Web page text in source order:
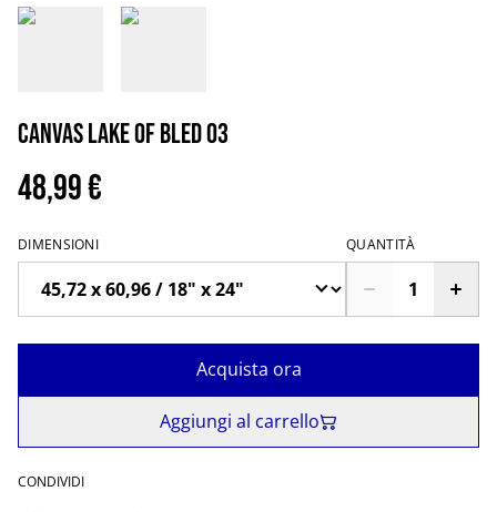
Canvas Lake of Bled 03
48,99 €
DIMENSIONI QUANTITÀ
Acquista ora
Aggiungi al carrello
CONDIVIDI